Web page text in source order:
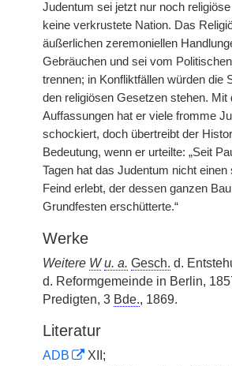
Judentum sei jetzt nur noch
keine verkrustete Nation. Das
äußerlichen zeremoniellen
Gebräuchen und sei vom
trennen; in Konfliktfällen würden die
den religiösen Gesetzen stehen. Mit
Auffassungen hat er viele fromme
schockiert, doch übertreibt der
Bedeutung, wenn er urteilte: „Seit
Tagen hat das Judentum nicht einen
Feind erlebt, der dessen ganzen
Grundfesten erschütterte.“
Werke
Weitere W u. a. Gesch. d.
d. Reformgemeinde in Berlin,
Predigten, 3 Bde., 1869.
Literatur
ADB
XII;